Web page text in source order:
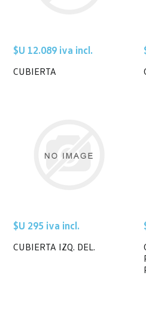
$U 12.089 iva incl.
CUBIERTA
$U 295 iva incl.
CUBIERTA IZQ. DEL.